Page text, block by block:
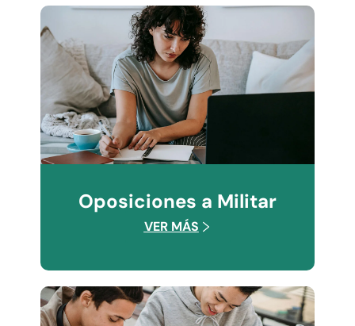
Oposiciones a Militar
VER MÁS